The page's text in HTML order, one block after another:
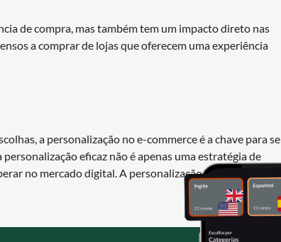
de compra, mas também tem um impacto direto nas
a comprar de lojas que oferecem uma experiência
a personalização no e-commerce é a chave para se
eficaz não é apenas uma estratégia de
no mercado digital. A personalização é, sem dúvida, o